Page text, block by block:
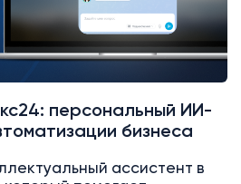
персональный ИИ-
бизнеса
ассистент в